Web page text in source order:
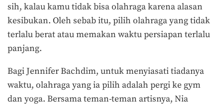
sih, kalau kamu tidak bisa olahraga karena alasan
kesibukan. Oleh sebab itu, pilih olahraga yang tidak
terlalu berat atau memakan waktu persiapan terlalu
panjang.
Bagi Jennifer Bachdim, untuk menyiasati tiadanya
waktu, olahraga yang ia pilih adalah pergi ke gym
dan yoga. Bersama teman-teman artisnya, Nia